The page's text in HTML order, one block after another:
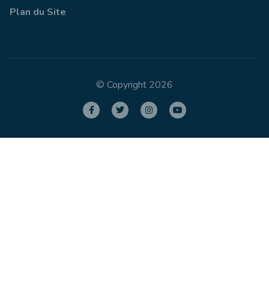
Plan du Site
© Copyright 2026